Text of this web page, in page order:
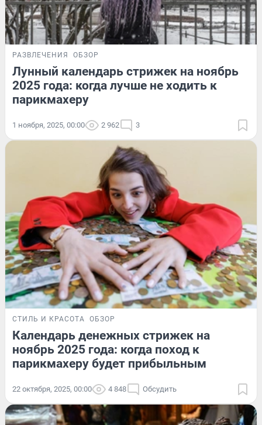
РАЗВЛЕЧЕНИЯ ОБЗОР
Лунный календарь стрижек на ноябрь
2025 года: когда лучше не ходить к
парикмахеру
1 ноября, 2025, 00:00 2 962 3
СТИЛЬ И КРАСОТА ОБЗОР
Календарь денежных стрижек на
ноябрь 2025 года: когда поход к
парикмахеру будет прибыльным
22 октября, 2025, 00:00 4 848 Обсудить